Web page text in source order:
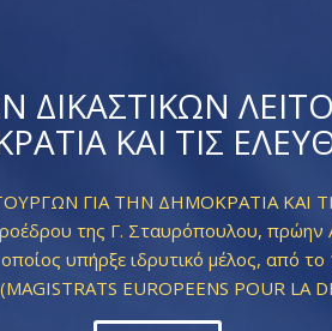
ΔΙΚΑΣΤΙΚΩΝ
ΚΑΙ ΤΙΣ
ΓΙΑ ΤΗΝ ΔΗΜΟΚΡΑΤΙΑ ΚΑΙ
της Γ. Σταυρόπουλου, πρώην
υπήρξε ιδρυτικό μέλος, από
EUROPEENS POUR LA